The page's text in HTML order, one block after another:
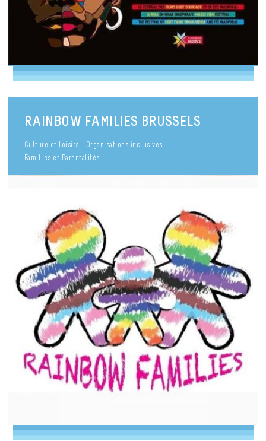
RAINBOW FAMILIES BRUSSELS
Culture et loisirs
Organisations inclusives
Familles et Parentalités